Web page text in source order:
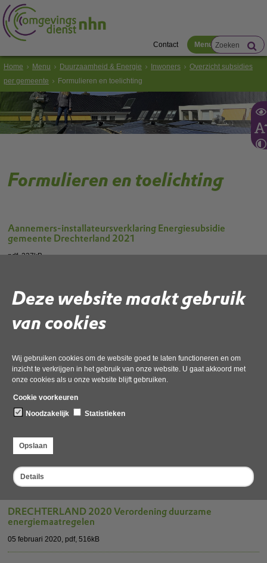
Deze website maakt gebruik
van cookies
Wij gebruiken cookies om de website goed te laten functioneren en om
inzicht te verkrijgen in het gebruik van onze website. U gaat akkoord met
onze cookies als u onze website blijft gebruiken.
Cookie voorkeuren
Noodzakelijk
Statistieken
Opslaan
Details
Contact Menu
Home Menu Duurzaamheid & Energie Inwoners
Overzicht subsidies
per gemeente
Formulieren en toelichting
Formulieren en toelichting
Aannemers-installateursverklaring Energiesubsidie
gemeente Drechterland 2021
pdf, 237kB
Drechterland 2021
installateursverklaring 2020
20 augustus 2020,pdf, 235kB
DRECHTERLAND 2020 subsidievaststellingsformulier
Drechterland 2020
20 augustus 2020,
DRECHTERLAND 2020 Verordening duurzame
energiemaatregelen
05 februari 2020, pdf, 516kB